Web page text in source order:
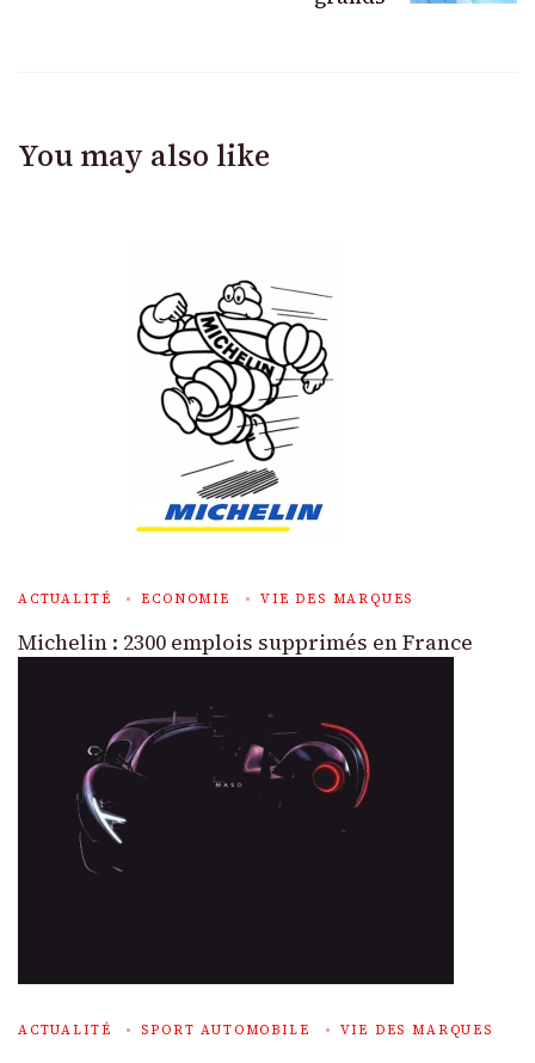
You may also like
ACTUALITÉ ECONOMIE VIE DES MARQUES
Michelin : 2300 emplois supprimés en France
ACTUALITÉ SPORT AUTOMOBILE VIE DES MARQUES